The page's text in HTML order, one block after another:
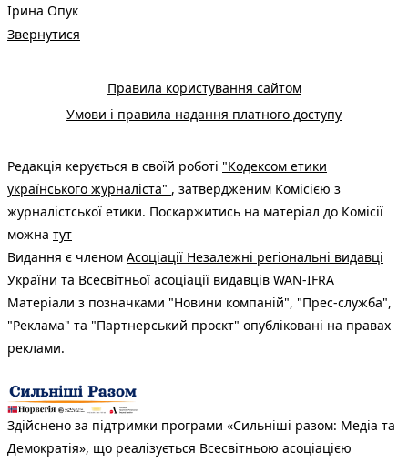
Ірина Опук
Звернутися
Правила користування сайтом
Умови і правила надання платного доступу
Редакція керується в своїй роботі "Кодексом етики
українського журналіста" , затвердженим Комісією з
журналістської етики. Поскаржитись на матеріал до Комісії
можна тут
Видання є членом Асоціації Незалежні регіональні видавці
України та Всесвітньої асоціації видавців WAN-IFRA
Матеріали з позначками "Новини компаній", "Прес-служба",
"Реклама" та "Партнерський проєкт" опубліковані на правах
реклами.
Здійснено за підтримки програми «Сильніші разом: Медіа та
Демократія», що реалізується Всесвітньою асоціацією